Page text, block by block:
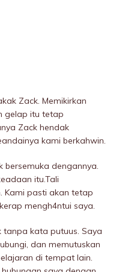
Zack. Memikirkan
gelap itu tetap
Zack hendak
kami berkahwin.
dengannya.
itu.Tali
Kami pasti akan tetap
mengh4ntui saya.
tanpa kata putuus. Saya
dan memutuskan
di tempat lain.